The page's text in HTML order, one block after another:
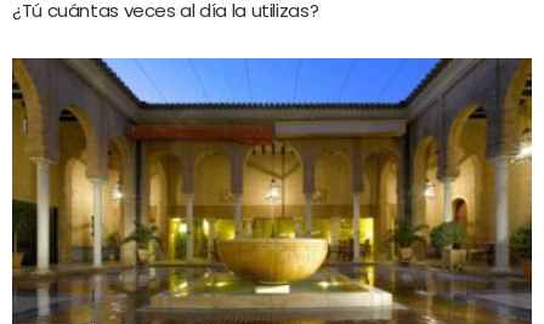
¿Tú cuántas veces al día la utilizas?